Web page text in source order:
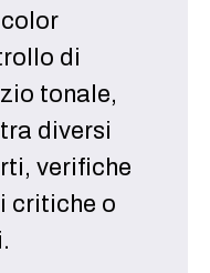
di
tonale,
diversi
verifiche
critiche o